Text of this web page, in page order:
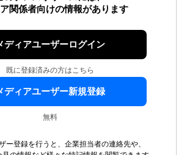
関係者向けの情報があります
ディアユーザーログイン
既に登録済みの方はこちら
ディアユーザー新規登録
無料
ー登録を行うと、企業担当者の連絡先や、